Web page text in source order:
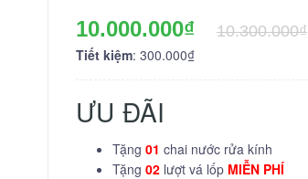
10.000.000₫
10.300.000₫
Tiết kiệm: 300.000₫
ƯU ĐÃI
Tặng 01 chai nước rửa kính
Tặng 02 lượt vá lốp MIỄN PHÍ